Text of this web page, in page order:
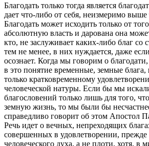
Благодать только тогда является
дает что-либо от себя, неизмеримо выше
Благодать может исходить только от
абсолютную власть и дарована она
кто, не заслуживает каких-либо благ
тем не менее, в них нуждается, даже
осознает. Когда мы говорим о
в это понятие временные, земные блага,
только кратковременному
человеческой натуры. Если бы мы
благословений только лишь для того,
земную жизнь, то мы были бы
справедливо говорит об этом Апостол
Речь идет о вечных, непреходящих
совершенных в удовлетворении, прежде
человеческого духа, а не плоти, хотя, в